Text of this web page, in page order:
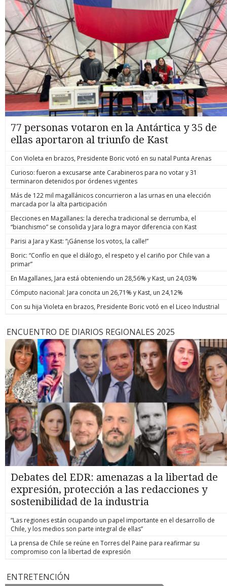
77 personas votaron en la Antártica y 35 de
ellas aportaron al triunfo de Kast
Con Violeta en brazos, Presidente Boric votó en su natal Punta Arenas
Curioso: fueron a excusarse ante Carabineros para no votar y 31
terminaron detenidos por órdenes vigentes
Más de 122 mil magallánicos concurrieron a las urnas en una elección
marcada por la alta participación
Elecciones en Magallanes: la derecha tradicional se derrumba, el
“bianchismo” se consolida y Jara logra mayor diferencia con Kast
Parisi a Jara y Kast: “¡Gánense los votos, la calle!”
Boric: “Confío en que el diálogo, el respeto y el cariño por Chile van a
primar”
En Magallanes, Jara está obteniendo un 28,56% y Kast, un 24,03%
Cómputo nacional: Jara concita un 26,71% y Kast, un 24,12%
Con su hija Violeta en brazos, Presidente Boric votó en el Liceo Industrial
ENCUENTRO DE DIARIOS REGIONALES 2025
Debates del EDR: amenazas a la libertad de
expresión, protección a las redacciones y
sostenibilidad de la industria
“Las regiones están ocupando un papel importante en el desarrollo de
Chile, y los medios son parte integral de ellas”
La prensa de Chile se reúne en Torres del Paine para reafirmar su
compromiso con la libertad de expresión
ENTRETENCIÓN